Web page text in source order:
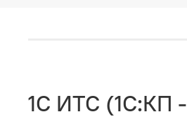
1C ИТС (1С:КП